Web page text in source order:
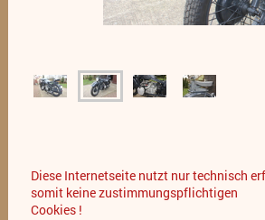
Diese Internetseite nutzt nur technisch
somit keine zustimmungspflichtigen
Cookies !